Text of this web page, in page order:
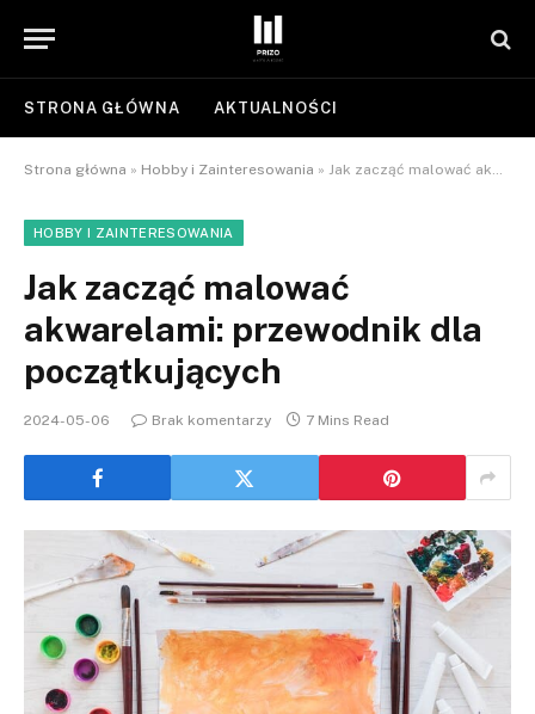
STRONA GŁÓWNA AKTUALNOŚCI
Strona główna » Hobby i Zainteresowania » Jak zacząć malować akwarelami: przewodnik dla początkujących
HOBBY I ZAINTERESOWANIA
Jak zacząć malować
akwarelami: przewodnik dla
początkujących
2024-05-06 Brak komentarzy 7 Mins Read